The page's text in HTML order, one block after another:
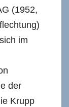
(1952,
im
der
Krupp